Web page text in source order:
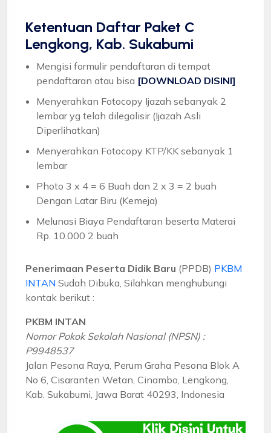
Ketentuan Daftar Paket C
Lengkong, Kab. Sukabumi
Mengisi formulir pendaftaran di tempat
pendaftaran atau bisa [DOWNLOAD DISINI]
Menyerahkan Fotocopy Ijazah sebanyak 2
lembar yg telah dilegalisir (Ijazah Asli
Diperlihatkan)
Menyerahkan Fotocopy KTP/KK sebanyak 1
lembar
Photo 3 x 4 = 6 Buah dan 2 x 3 = 2 buah
Dengan Latar Biru (Kemeja)
Melunasi Biaya Pendaftaran beserta Materai
Rp. 10.000 2 buah
Penerimaan Peserta Didik Baru (PPDB) PKBM
INTAN Sudah Dibuka, Silahkan menghubungi
kontak berikut :
PKBM INTAN
Nomor Pokok Sekolah Nasional (NPSN) :
P9948537
Jalan Pesona Raya, Perum Graha Pesona Blok A
No 6, Cisaranten Wetan, Cinambo, Lengkong,
Kab. Sukabumi, Jawa Barat 40293, Indonesia